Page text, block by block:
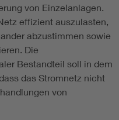
von Einzelanlagen.
effizient auszulasten,
abzustimmen sowie
Die
Bestandteil soll in dem
das Stromnetz nicht
von